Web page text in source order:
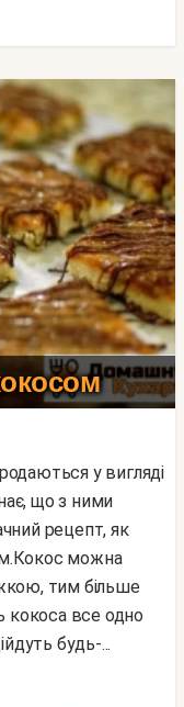
що з ними
рецепт, як
можна
тим більше
кокоса все одно
будь-...